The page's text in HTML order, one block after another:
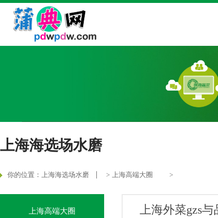
上海海选场水磨
你的位置： 上海海选场水磨 > 上海高端大圈 >
上海高端大圈 上海外菜gzs